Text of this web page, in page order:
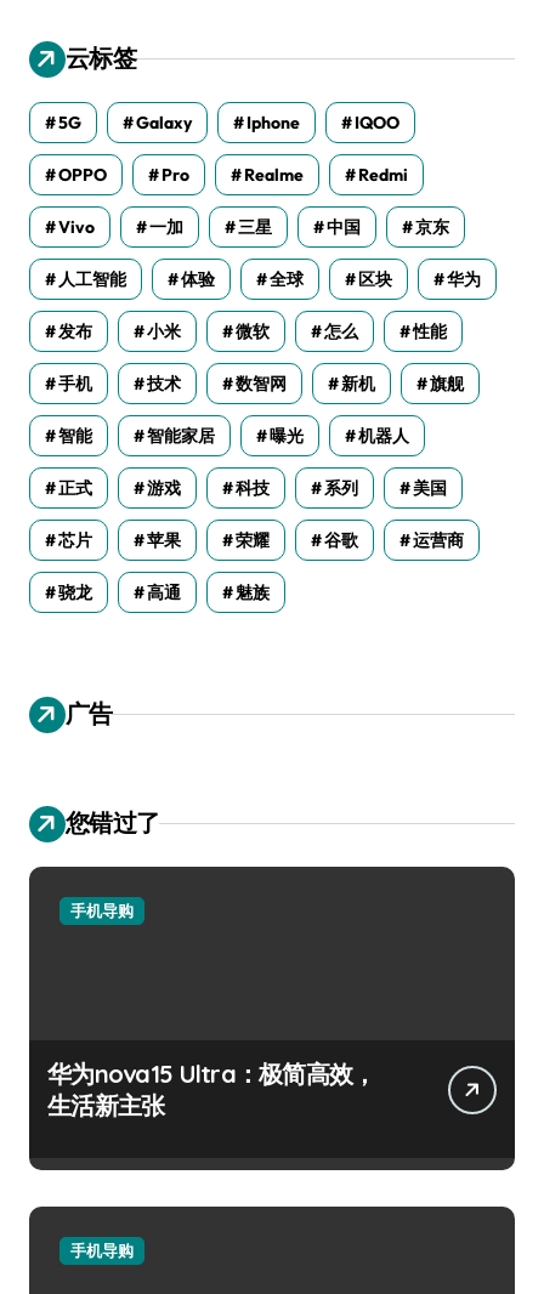
云标签
5G Galaxy Iphone IQOO
OPPO Pro Realme Redmi
Vivo 一加 三星 中国 京东
人工智能 体验 全球 区块 华为
发布 小米 微软 怎么 性能
手机 技术 数智网 新机 旗舰
智能 智能家居 曝光 机器人
正式 游戏 科技 系列 美国
芯片 苹果 荣耀 谷歌 运营商
骁龙 高通 魅族
广告
您错过了
手机导购
华为nova15 Ultra：极简高效，
生活新主张
手机导购